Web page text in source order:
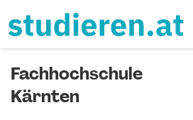
Fachhochschule
Kärnten